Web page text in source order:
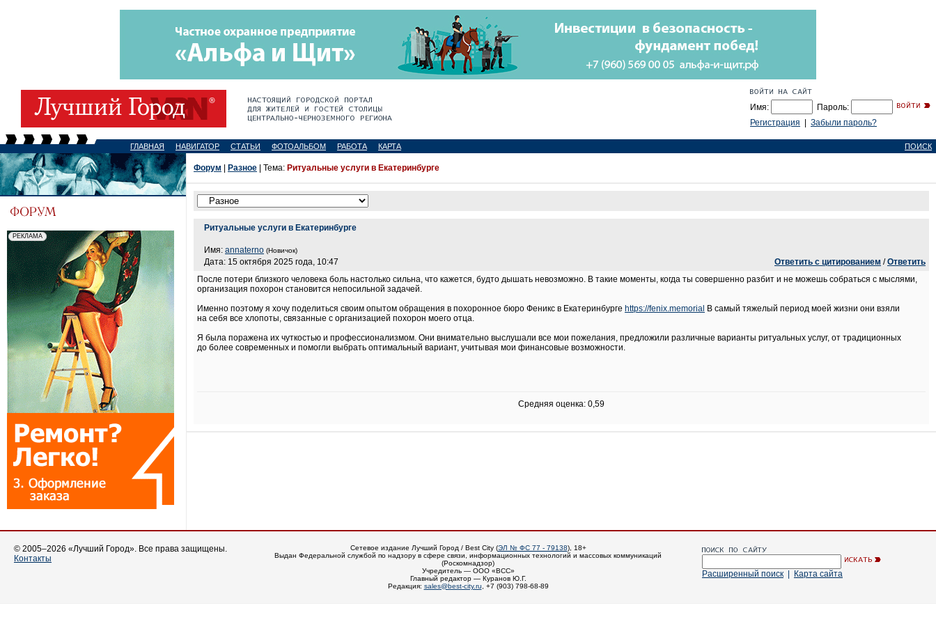
Имя:
Пароль:
Регистрация
Забыли пароль?
ГЛАВНАЯ НАВИГАТОР СТАТЬИ ФОТОАЛЬБОМ РАБОТА КАРТА ПОИСК
Форум Разное | Тема: Ритуальные услуги в Екатеринбурге
Ритуальные услуги в Екатеринбурге
Имя: annaterno (Новичок)
Дата: 15 октября 2025 года, 10:47 Ответить с цитированием /Ответить
После потери близкого человека боль настолько сильна, что кажется, будто дышать невозможно. В такие моменты, когда ты совершенно разбит и не можешь собраться с мыслями,
организация похорон становится непосильной задачей.
Именно поэтому я хочу поделиться своим опытом обращения в похоронное бюро Феникс в Екатеринбурге https://fenix.memorial В самый тяжелый период моей жизни они взяли
на себя все хлопоты, связанные с организацией похорон моего отца.
Я была поражена их чуткостью и профессионализмом. Они внимательно выслушали все мои пожелания, предложили различные варианты ритуальных услуг, от традиционных
до более современных и помогли выбрать оптимальный вариант, учитывая мои финансовые возможности.
Средняя оценка: 0,59
© 2005–2026 «Лучший Город». Все права защищены.
Контакты
Сетевое издание Лучший Город / Best City (ЭЛ № ФС 77 - 79138), 18+
Выдан Федеральной службой по надзору в сфере связи, информационных технологий и массовых коммуникаций
(Роскомнадзор)
Учредитель — ООО «ВСС»
Главный редактор — Куранов Ю.Г.
Редакция: sales@best-city.ru , +7 (903) 798-68-89
Расширенный поиск Карта сайта